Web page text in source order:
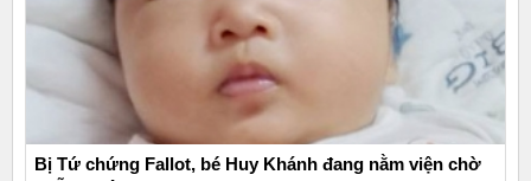
Bị Tứ chứng Fallot, bé Huy Khánh đang nằm viện chờ